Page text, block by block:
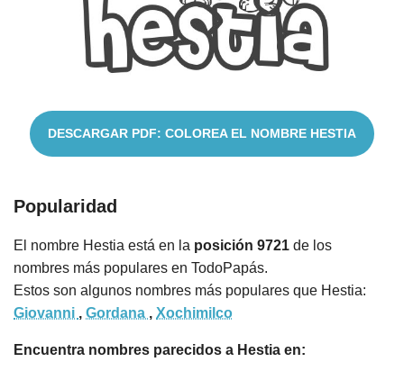
DESCARGAR PDF: COLOREA EL NOMBRE HESTIA
Popularidad
El nombre Hestia está en la posición 9721 de los
nombres más populares en TodoPapás.
Estos son algunos nombres más populares que Hestia:
Giovanni , Gordana , Xochimilco
Encuentra nombres parecidos a Hestia en: